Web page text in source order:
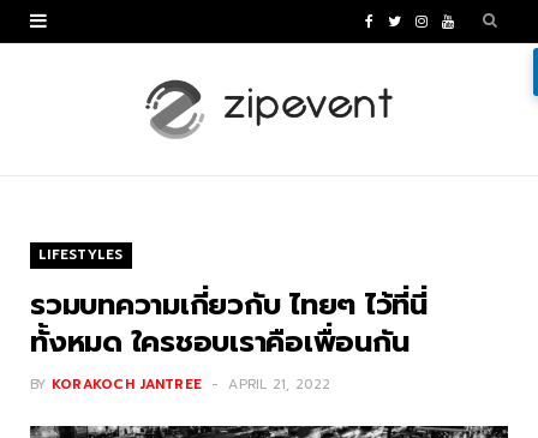
c
T I Y
LIFESTYLES
รวมบทความเกี่ยวกับ ไทยๆ ไว้ที่นี่
ทั้งหมด ใครชอบเราคือเพื่อนกัน
BY KORAKOCH JANTREE APRIL 21, 2022